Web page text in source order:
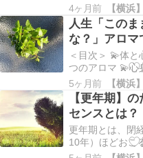
は？ 💫３つの考
現れる？ 💫バラ
だけは、大切に
ークってみたこ
ちらが、陰陽の
るもの全てが陰
4ヶ月前
人生「この
な？」アロマ
よう！
＜目次＞ 💫体と
つのアロマ 💫心
るフラワーエッ
時に働きかける
💫お掃除や軌道
のアロマ 💫癖を
センス 人生、50
傾向に気がつき
思考…
5ヶ月前
【更年期】
センスとは？
を癒す〜
更年期とは、閉
10年）ほどおこ
急激にへる時期